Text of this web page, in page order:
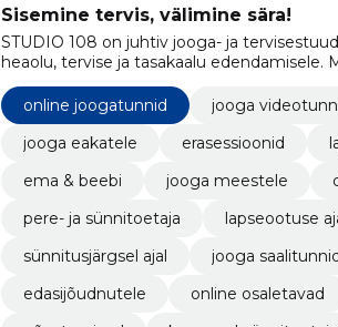
Sisemine tervis, välimine sära!
STUDIO 108 on juhtiv jooga- ja
heaolu, tervise ja tasakaalu
hõlmab jooga saali- ja videotunde,
jooga-reise ning lisaks pere- ja
online joogatunnid jooga
jooga eakatele
erasessioonid
ema & beebi
jooga meestele
pere- ja sünnitoetaja
lapseootuse
sünnitusjärgsel ajal
jooga
edasijõudnutele
online osaletavad